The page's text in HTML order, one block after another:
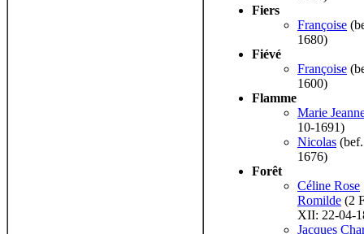
Fiers
Françoise
1680)
Fiévé
Françoise
1600)
Flamme
Marie
10-1691)
Nicolas (bef.
1676)
Forêt
Céline Rose
Romilde (2
XII: 22-04-
Jacques